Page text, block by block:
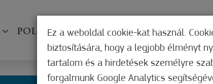
POLGÁRMESTERI HIVATAL
Ez a weboldal cookie-kat használ.
biztosítására, hogy a legjobb élményt
tartalom és a hirdetések személyre
forgalmunk Google Analytics